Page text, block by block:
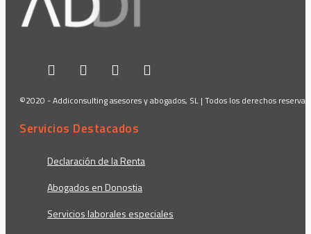
©2020 - Addiconsulting asesores y abogados, SL | Todos los derechos
Servicios Destacados
Declaración de la Renta
Abogados en Donostia
Servicios laborales especiales